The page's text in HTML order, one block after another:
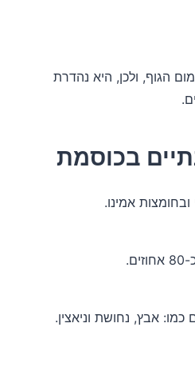
הגוף, ולכן, היא נהדרת
בכוסמת
אמינו.
כמו: אבץ, נחושת וניאצין.